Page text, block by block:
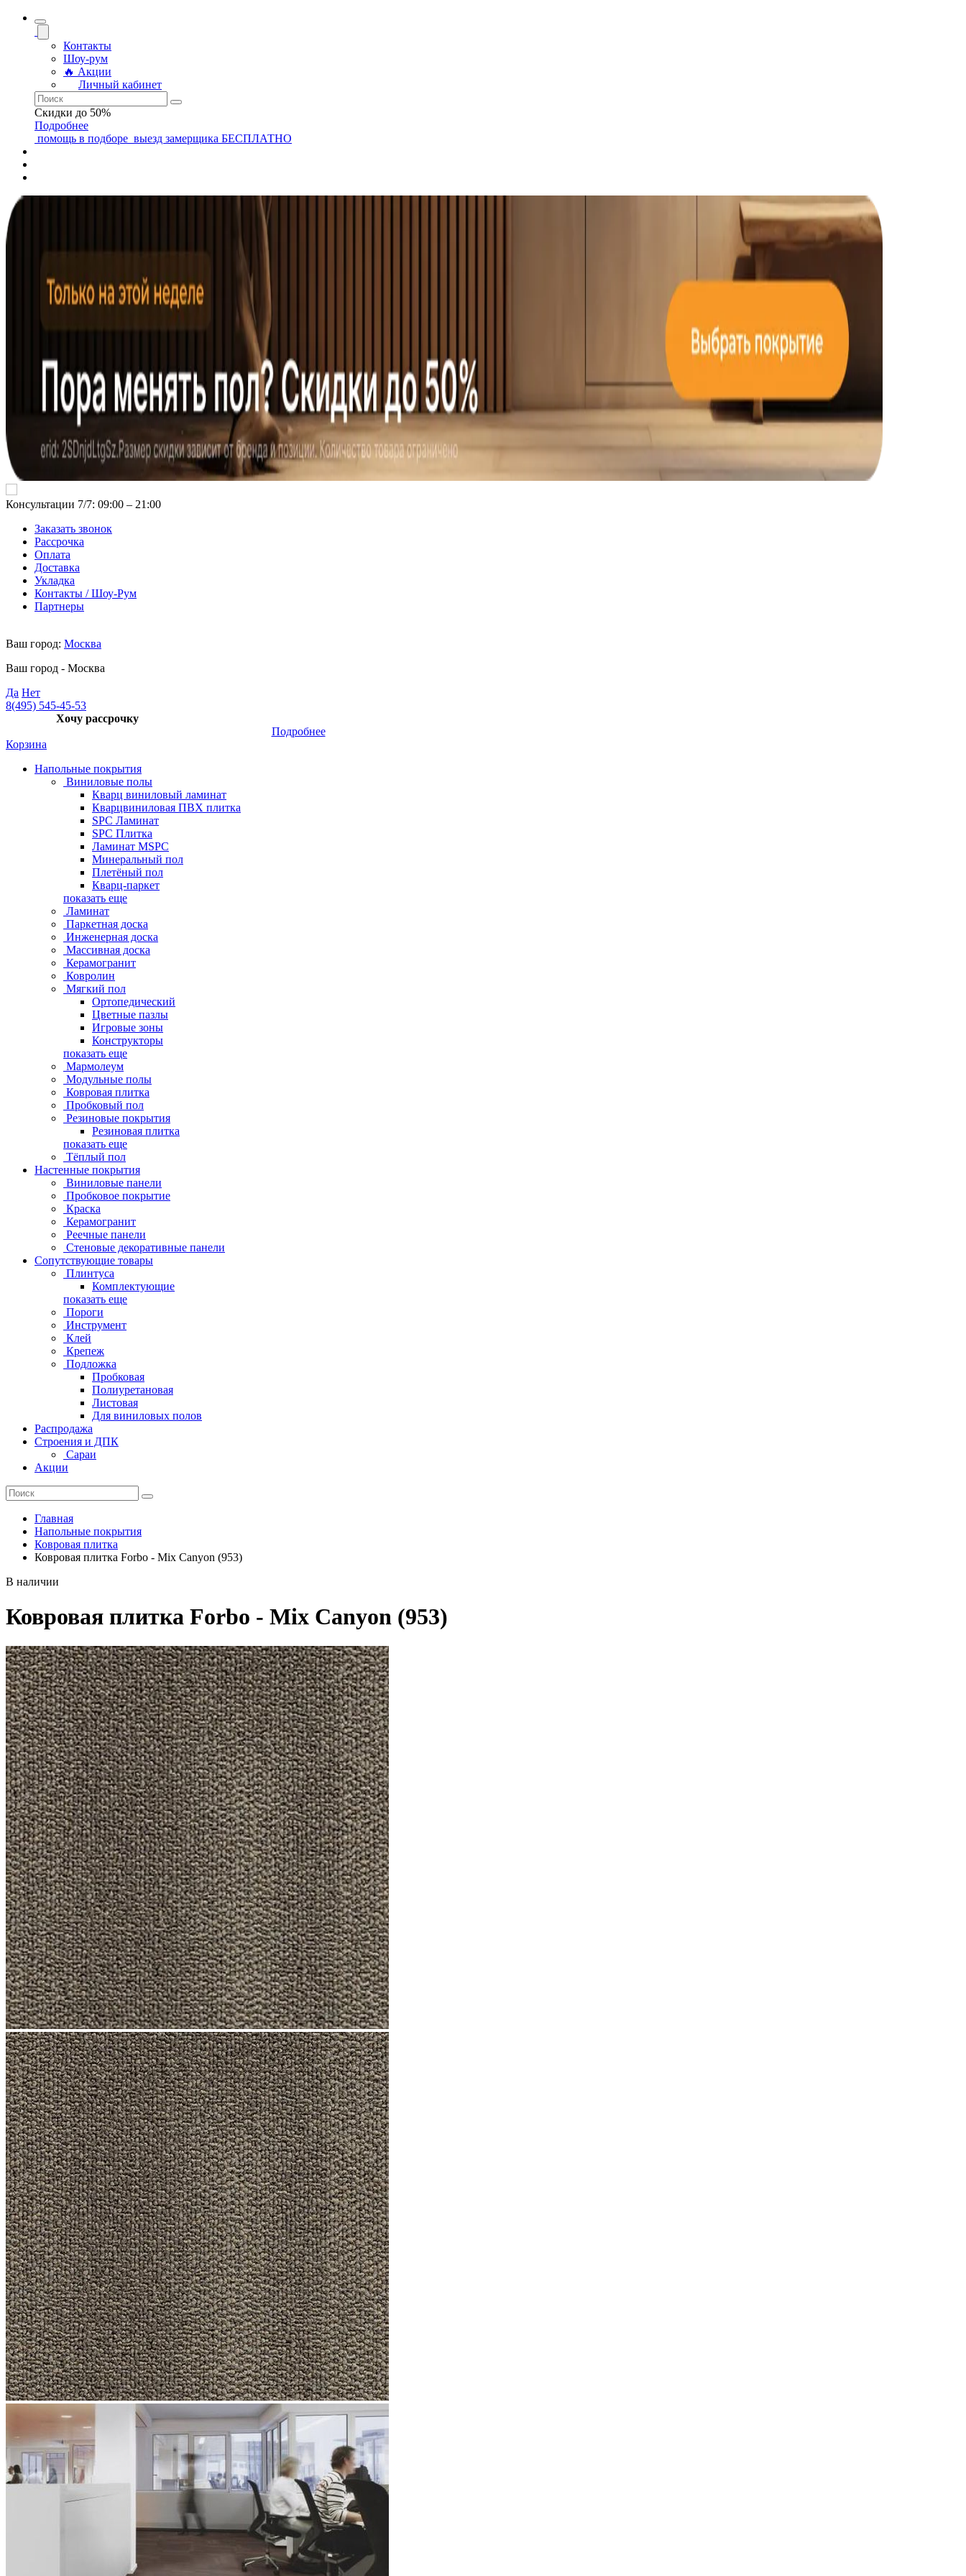
Контакты
Шоу-рум
🔥 Акции
Личный кабинет
Скидки до 50%
Подробнее
помощь в подборе выезд замерщика БЕСПЛАТНО
Консультации 7/7: 09:00 ‒ 21:00
Заказать звонок
Рассрочка
Оплата
Доставка
Укладка
Контакты / Шоу-Рум
Партнеры
Ваш город: Москва
Ваш город - Москва
Да Нет
8(495) 545-45-53
Хочу рассрочку
Подробнее
Корзина
Напольные покрытия
Виниловые полы
Кварц виниловый ламинат
Кварцвиниловая ПВХ плитка
SPC Ламинат
SPC Плитка
Ламинат MSPC
Минеральный пол
Плетёный пол
Кварц-паркет
показать еще
Ламинат
Паркетная доска
Инженерная доска
Массивная доска
Керамогранит
Ковролин
Мягкий пол
Ортопедический
Цветные пазлы
Игровые зоны
Конструкторы
показать еще
Мармолеум
Модульные полы
Ковровая плитка
Пробковый пол
Резиновые покрытия
Резиновая плитка
показать еще
Тёплый пол
Настенные покрытия
Виниловые панели
Пробковое покрытие
Краска
Керамогранит
Реечные панели
Стеновые декоративные панели
Сопутствующие товары
Плинтуса
Комплектующие
показать еще
Пороги
Инструмент
Клей
Крепеж
Подложка
Пробковая
Полиуретановая
Листовая
Для виниловых полов
Распродажа
Строения и ДПК
Сараи
Акции
Главная
Напольные покрытия
Ковровая плитка
Ковровая плитка Forbo - Mix Canyon (953)
В наличии
Ковровая плитка Forbo - Mix Canyon (953)